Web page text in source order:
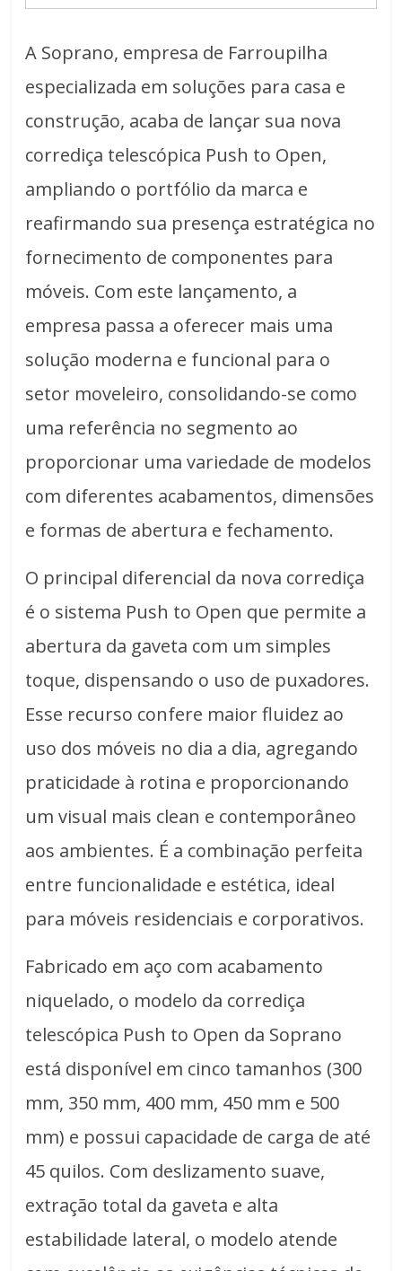
A Soprano, empresa de Farroupilha
especializada em soluções para casa e
construção, acaba de lançar sua nova
corrediça telescópica Push to Open,
ampliando o portfólio da marca e
reafirmando sua presença estratégica no
fornecimento de componentes para
móveis. Com este lançamento, a
empresa passa a oferecer mais uma
solução moderna e funcional para o
setor moveleiro, consolidando-se como
uma referência no segmento ao
proporcionar uma variedade de modelos
com diferentes acabamentos, dimensões
e formas de abertura e fechamento.
O principal diferencial da nova corrediça
é o sistema Push to Open que permite a
abertura da gaveta com um simples
toque, dispensando o uso de puxadores.
Esse recurso confere maior fluidez ao
uso dos móveis no dia a dia, agregando
praticidade à rotina e proporcionando
um visual mais clean e contemporâneo
aos ambientes. É a combinação perfeita
entre funcionalidade e estética, ideal
para móveis residenciais e corporativos.
Fabricado em aço com acabamento
niquelado, o modelo da corrediça
telescópica Push to Open da Soprano
está disponível em cinco tamanhos (300
mm, 350 mm, 400 mm, 450 mm e 500
mm) e possui capacidade de carga de até
45 quilos. Com deslizamento suave,
extração total da gaveta e alta
estabilidade lateral, o modelo atende